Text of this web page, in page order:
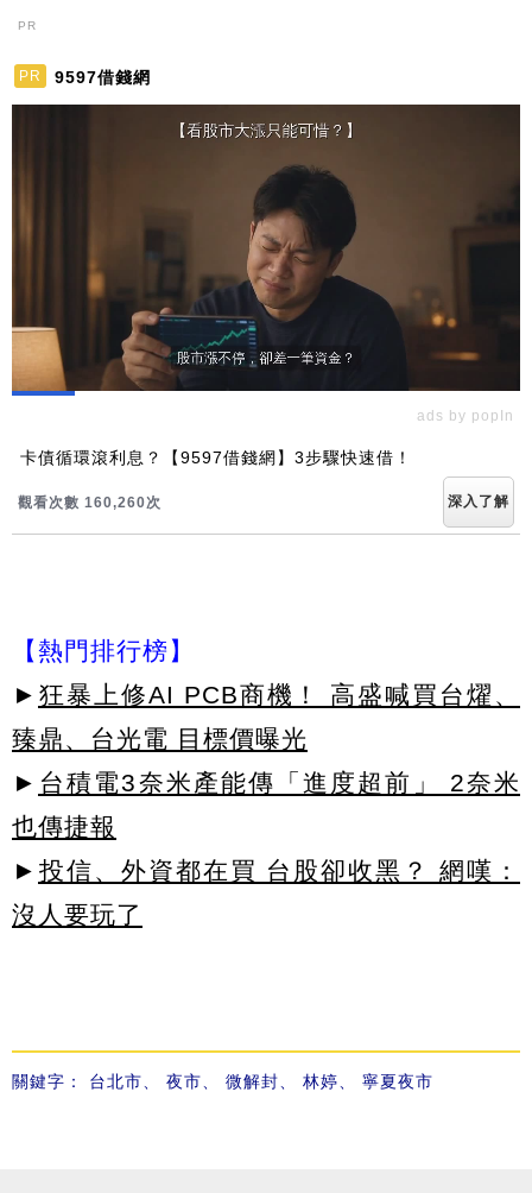
PR
PR 9597借錢網
ads by popIn
卡債循環滾利息？【9597借錢網】3步驟快速借！
觀看次數 160,260次 深入了解
【熱門排行榜】
► 狂暴上修AI PCB商機！ 高盛喊買台燿、
臻鼎、台光電 目標價曝光
► 台積電3奈米產能傳「進度超前」 2奈米
也傳捷報
► 投信、外資都在買 台股卻收黑？ 網嘆：
沒人要玩了
關鍵字： 台北市 夜市 微解封 林婷 寧夏夜市